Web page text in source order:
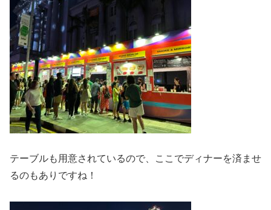
テーブルも用意されているので、ここでディナーを済ませ
るのもありですね！